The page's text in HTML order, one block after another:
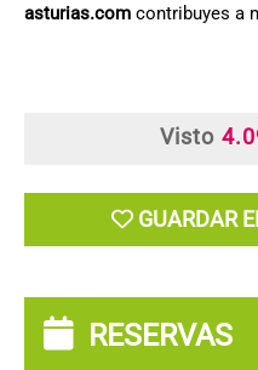
asturias.com contribuyes a
Visto
GUARDAR
RESERVAS